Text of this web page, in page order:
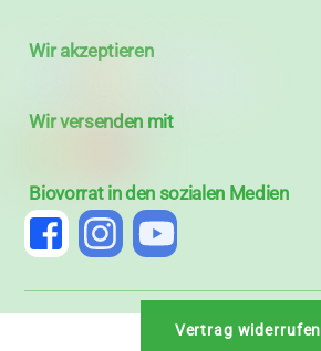
Wir akzeptieren
Wir versenden mit
Biovorrat in den sozialen Medien
Vertrag widerrufen